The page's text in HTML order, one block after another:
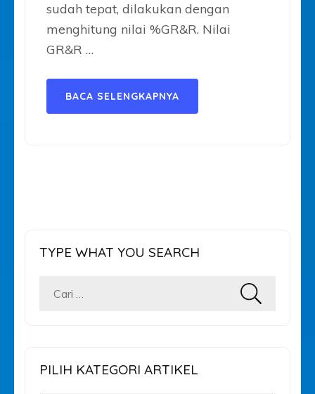
sudah tepat, dilakukan dengan
menghitung nilai %GR&R. Nilai
GR&R …
BACA SELENGKAPNYA
TYPE WHAT YOU SEARCH
Cari
PILIH KATEGORI ARTIKEL